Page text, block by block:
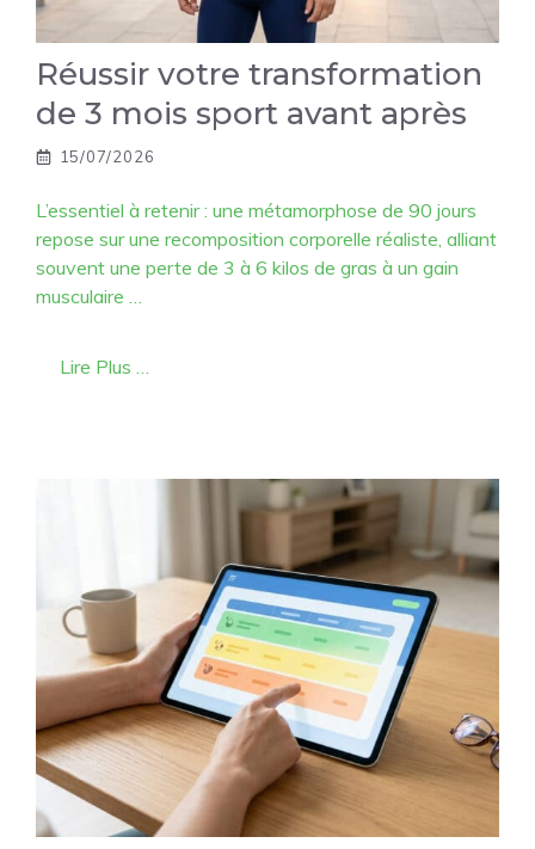
Réussir votre transformation
de 3 mois sport avant après
15/07/2026
L’essentiel à retenir : une métamorphose de 90 jours
repose sur une recomposition corporelle réaliste, alliant
souvent une perte de 3 à 6 kilos de gras à un gain
musculaire …
Lire Plus …